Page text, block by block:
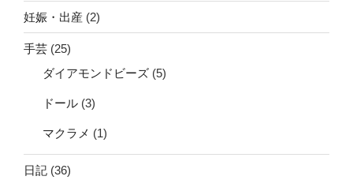
妊娠・出産 (2)
手芸 (25)
ダイアモンドビーズ (5)
ドール (3)
マクラメ (1)
日記 (36)